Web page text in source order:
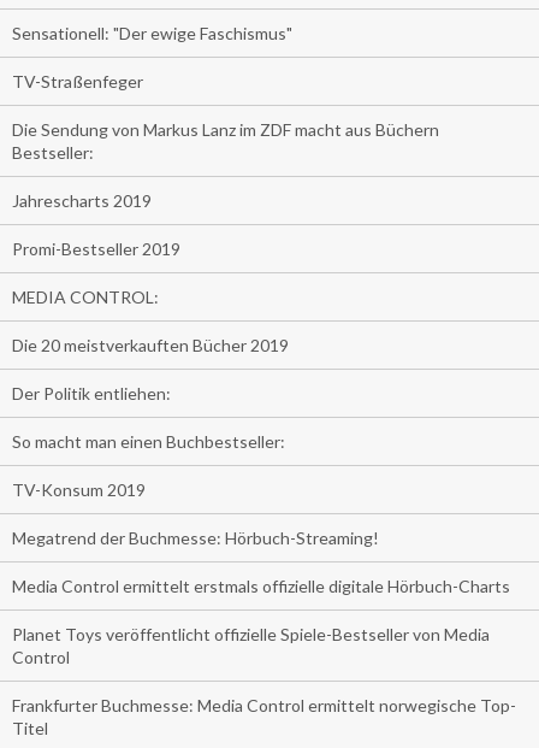
Sensationell: "Der ewige Faschismus"
TV-Straßenfeger
Die Sendung von Markus Lanz im ZDF macht aus Büchern
Bestseller:
Jahrescharts 2019
Promi-Bestseller 2019
MEDIA CONTROL:
Die 20 meistverkauften Bücher 2019
Der Politik entliehen:
So macht man einen Buchbestseller:
TV-Konsum 2019
Megatrend der Buchmesse: Hörbuch-Streaming!
Media Control ermittelt erstmals offizielle digitale Hörbuch-Charts
Planet Toys veröffentlicht offizielle Spiele-Bestseller von Media
Control
Frankfurter Buchmesse: Media Control ermittelt norwegische Top-
Titel